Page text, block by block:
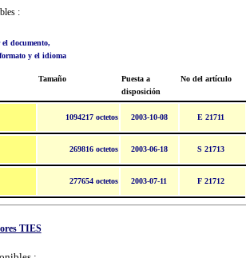
:
documento,
y el idioma
Tamaño
Puesta a
disposición
No del artículo
1094217 octetos 2003-10-08 E 21711
269816 octetos 2003-06-18 S 21713
277654 octetos 2003-07-11 F 21712
TIES